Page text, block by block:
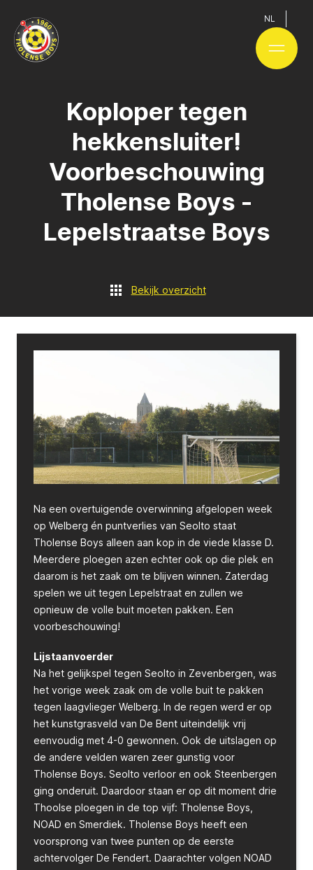
NL
Koploper tegen
hekkensluiter!
Voorbeschouwing
Tholense Boys -
Lepelstraatse Boys
Bekijk overzicht
Na een overtuigende overwinning afgelopen week
op Welberg én puntverlies van Seolto staat
Tholense Boys alleen aan kop in de viede klasse D.
Meerdere ploegen azen echter ook op die plek en
daarom is het zaak om te blijven winnen. Zaterdag
spelen we uit tegen Lepelstraat en zullen we
opnieuw de volle buit moeten pakken. Een
voorbeschouwing!
Lijstaanvoerder
Na het gelijkspel tegen Seolto in Zevenbergen, was
het vorige week zaak om de volle buit te pakken
tegen laagvlieger Welberg. In de regen werd er op
het kunstgrasveld van De Bent uiteindelijk vrij
eenvoudig met 4-0 gewonnen. Ook de uitslagen op
de andere velden waren zeer gunstig voor
Tholense Boys. Seolto verloor en ook Steenbergen
ging onderuit. Daardoor staan er op dit moment drie
Thoolse ploegen in de top vijf: Tholense Boys,
NOAD en Smerdiek. Tholense Boys heeft een
voorsprong van twee punten op de eerste
achtervolger De Fendert. Daarachter volgen NOAD